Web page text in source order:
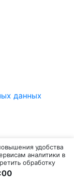
данных
удобства
аналитики в
обработку